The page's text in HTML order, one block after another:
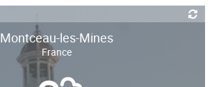
Montceau-les-Mines
France